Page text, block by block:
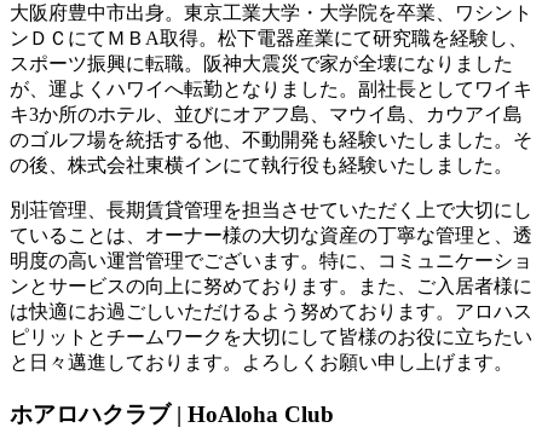
大阪府豊中市出身。東京工業大学・大学院を卒業、ワシント
ンＤＣにてＭＢA取得。松下電器産業にて研究職を経験し、
スポーツ振興に転職。阪神大震災で家が全壊になりました
が、運よくハワイへ転勤となりました。副社長としてワイキ
キ3か所のホテル、並びにオアフ島、マウイ島、カウアイ島
のゴルフ場を統括する他、不動開発も経験いたしました。そ
の後、株式会社東横インにて執行役も経験いたしました。
別荘管理、長期賃貸管理を担当させていただく上で大切にし
ていることは、オーナー様の大切な資産の丁寧な管理と、透
明度の高い運営管理でございます。特に、コミュニケーショ
ンとサービスの向上に努めております。また、ご入居者様に
は快適にお過ごしいただけるよう努めております。アロハス
ピリットとチームワークを大切にして皆様のお役に立ちたい
と日々邁進しております。よろしくお願い申し上げます。
ホアロハクラブ | HoAloha Club